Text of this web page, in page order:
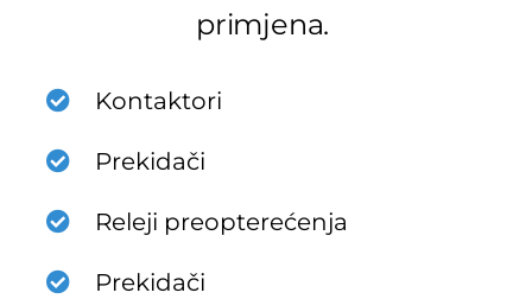
primjena.
Kontaktori
Prekidači
Releji preopterećenja
Prekidači